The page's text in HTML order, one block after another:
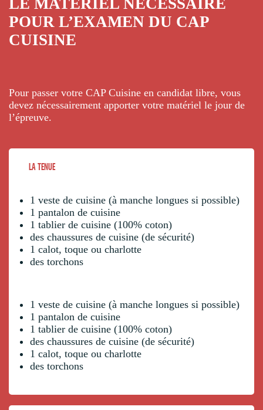
POUR L’EXAMEN DU CAP
CUISINE
Pour passer votre CAP Cuisine en candidat libre, vous
devez nécessairement apporter votre matériel le jour de
l’épreuve.
LA TENUE
1 veste de cuisine (à manche longues si possible)
1 pantalon de cuisine
1 tablier de cuisine (100% coton)
des chaussures de cuisine (de sécurité)
1 calot, toque ou charlotte
des torchons
1 veste de cuisine (à manche longues si possible)
1 pantalon de cuisine
1 tablier de cuisine (100% coton)
des chaussures de cuisine (de sécurité)
1 calot, toque ou charlotte
des torchons